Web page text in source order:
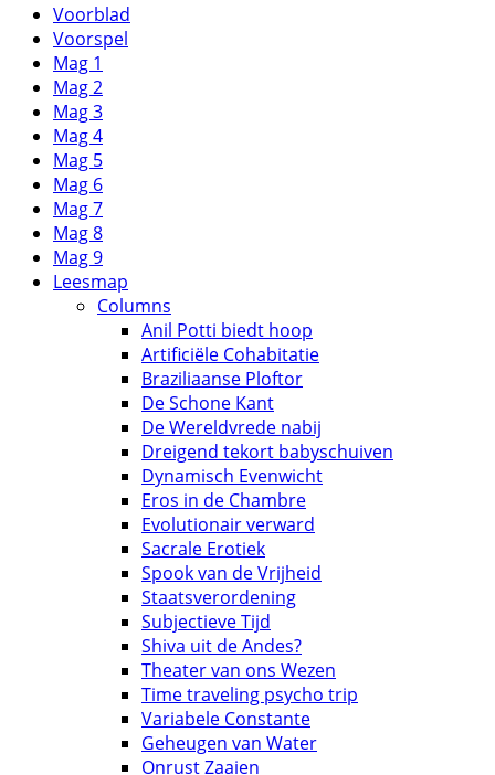
Voorblad
Voorspel
Mag 1
Mag 2
Mag 3
Mag 4
Mag 5
Mag 6
Mag 7
Mag 8
Mag 9
Leesmap
Columns
Anil Potti biedt hoop
Artificiële Cohabitatie
Braziliaanse Ploftor
De Schone Kant
De Wereldvrede nabij
Dreigend tekort babyschuiven
Dynamisch Evenwicht
Eros in de Chambre
Evolutionair verward
Sacrale Erotiek
Spook van de Vrijheid
Staatsverordening
Subjectieve Tijd
Shiva uit de Andes?
Theater van ons Wezen
Time traveling psycho trip
Variabele Constante
Geheugen van Water
Onrust Zaaien